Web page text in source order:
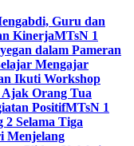
Guru dan
KinerjaMTsN 1
dalam Pameran
Mengajar
Ikuti Workshop
Orang Tua
PositifMTsN 1
Selama Tiga
Menjelang